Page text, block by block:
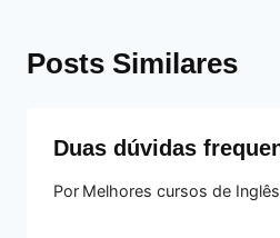
Posts Similares
Duas dúvidas
Por Melhores cursos de